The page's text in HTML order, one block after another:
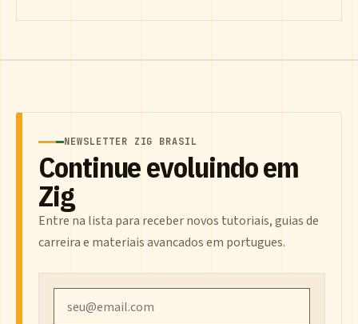
NEWSLETTER ZIG BRASIL
Continue evoluindo em
Zig
Entre na lista para receber novos tutoriais, guias de
carreira e materiais avancados em portugues.